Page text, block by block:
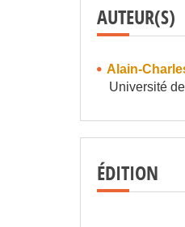
AUTEUR(S)
Alain-
Université de
ÉDITION